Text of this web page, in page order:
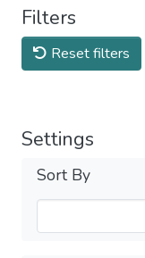
Filters
Reset filters
Settings
Sort By